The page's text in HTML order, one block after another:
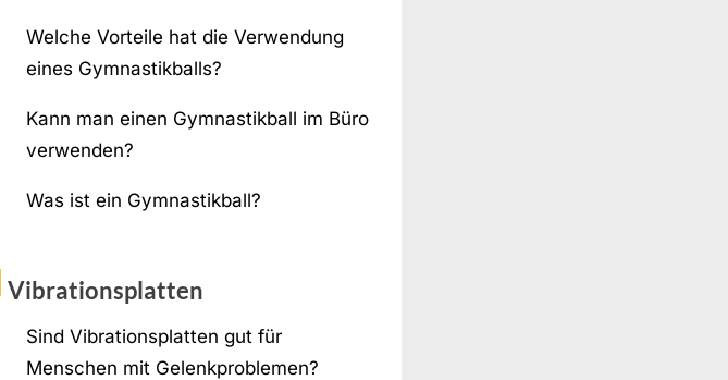
Welche Vorteile hat die Verwendung
eines Gymnastikballs?
Kann man einen Gymnastikball im Büro
verwenden?
Was ist ein Gymnastikball?
Vibrationsplatten
Sind Vibrationsplatten gut für
Menschen mit Gelenkproblemen?